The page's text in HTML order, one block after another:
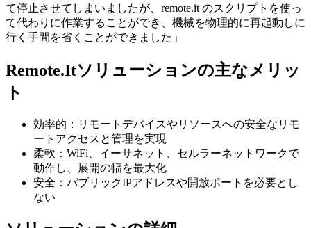
て停止させてしまいましたが、remote.it のスクリプトを使っ
て代わりに作業することができ、機械を物理的に再起動しに
行く手間を省くことができました」
Remote.Itソリューションの主なメリッ
ト
効率的：リモートデバイスやリソースへの安全なリモ
ートアクセスと管理を実現
柔軟：WiFi、イーサネット、セルラーネットワークで
動作し、展開の幅を最大化
安全：パブリックIPアドレスや開放ポートを必要とし
ない